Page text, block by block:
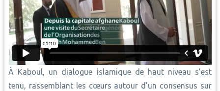
À Kaboul, un dialogue islamique de haut niveau s’est
tenu, rassemblant les cœurs autour d’un consensus sur